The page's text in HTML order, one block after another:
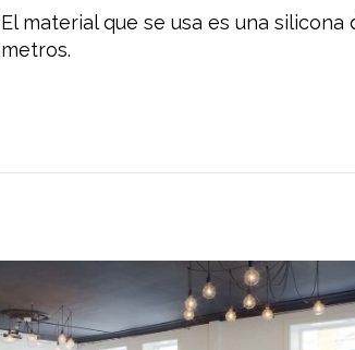
El material que se usa es una
metros.